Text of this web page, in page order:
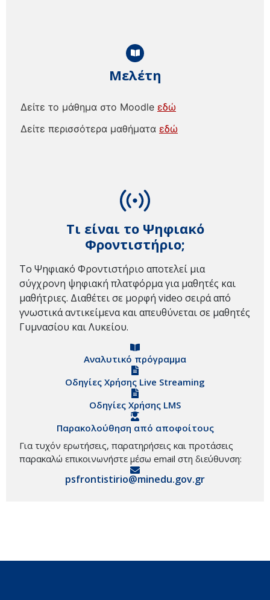
Τι είναι το Ψηφιακό
Φροντιστήριο;
Το Ψηφιακό Φροντιστήριο αποτελεί μια
σύγχρονη ψηφιακή πλατφόρμα για μαθητές και
μαθήτριες. Διαθέτει σε μορφή video σειρά από
γνωστικά αντικείμενα και απευθύνεται σε μαθητές
Γυμνασίου και Λυκείου.
Αναλυτικό πρόγραμμα
Οδηγίες Χρήσης Live Streaming
Οδηγίες Χρήσης LMS
Παρακολούθηση από αποφοίτους
Για τυχόν ερωτήσεις, παρατηρήσεις και προτάσεις
παρακαλώ επικοινωνήστε μέσω email στη διεύθυνση:
psfrontistirio@minedu.gov.gr
Μελέτη
Δείτε το μάθημα στο Moodle εδώ
Δείτε περισσότερα μαθήματα εδώ